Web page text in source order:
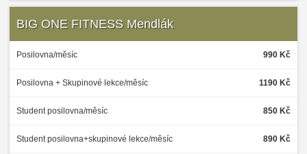
BIG ONE FITNESS Mendlák
Posilovna/měsíc 990 Kč
Posilovna + Skupinové lekce/měsíc 1190 Kč
Student posilovna/měsíc 850 Kč
Student posilovna+skupinové lekce/měsíc 890 Kč